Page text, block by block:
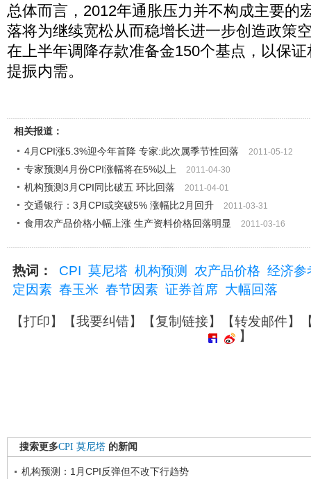
总体而言，2012年通胀压力并不构成主要的
落将为继续宽松从而稳增长进一步创造政策
在上半年调降存款准备金150个基点，以保
提振内需。
相关报道：
4月CPI涨5.3%迎今年首降 专家:此次属季节性回落
2011-05-12
专家预测4月份CPI涨幅将在5%以上 2011-04-30
机构预测3月CPI同比破五 环比回落 2011-04-01
交通银行：3月CPI或突破5% 涨幅比2月回升 2011-03-31
食用农产品价格小幅上涨 生产资料价格回落明显 2011-03-16
热词： CPI 莫尼塔 机构预测 农产品价格 经济参
定因素 春玉米 春节因素 证券首席 大幅回落
【打印】【我要纠错】【复制链接】【转发邮件】
】
搜索更多CPI 莫尼塔 的新闻
机构预测：1月CPI反弹但不改下行趋势